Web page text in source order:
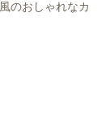
のおしゃれなカ